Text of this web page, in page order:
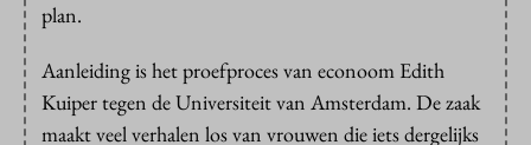
plan.
Aanleiding is het proefproces van econoom Edith
Kuiper tegen de Universiteit van Amsterdam. De zaak
maakt veel verhalen los van vrouwen die iets dergelijks